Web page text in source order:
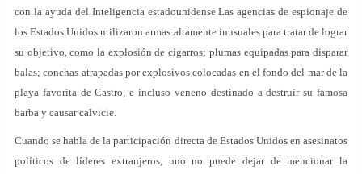
con la ayuda del Inteligencia estadounidense Las agencias de espionaje de
los Estados Unidos utilizaron armas altamente inusuales para tratar de lograr
su objetivo, como la explosión de cigarros; plumas equipadas para disparar
balas; conchas atrapadas por explosivos colocadas en el fondo del mar de la
playa favorita de Castro, e incluso veneno destinado a destruir su famosa
barba y causar calvicie.
Cuando se habla de la participación directa de Estados Unidos en asesinatos
políticos de líderes extranjeros, uno no puede dejar de mencionar la